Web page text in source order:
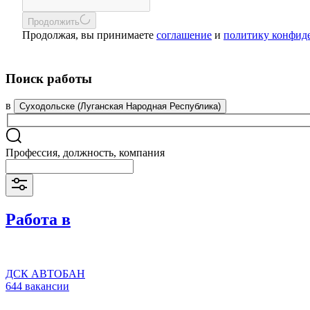
Продолжить
Продолжая, вы принимаете соглашение и политику
Поиск работы
в Суходольске (Луганская Народная Республика)
Профессия, должность, компания
Работа в
ДСК АВТОБАН
644 вакансии